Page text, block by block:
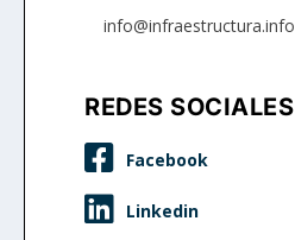
info@infraestructura.info
REDES SOCIALES

